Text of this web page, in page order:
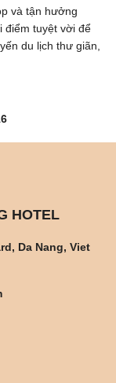
và tận hưởng
điểm tuyệt vời để
du lịch thư giãn,
HOTEL
Da Nang, Viet